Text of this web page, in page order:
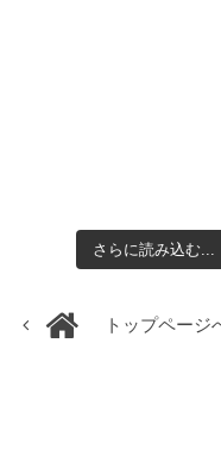
さらに読み込む...
トップページ